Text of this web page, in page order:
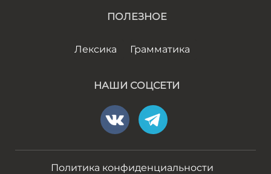
ПОЛЕЗНОЕ
Лексика Грамматика
НАШИ СОЦСЕТИ
Политика конфиденциальности